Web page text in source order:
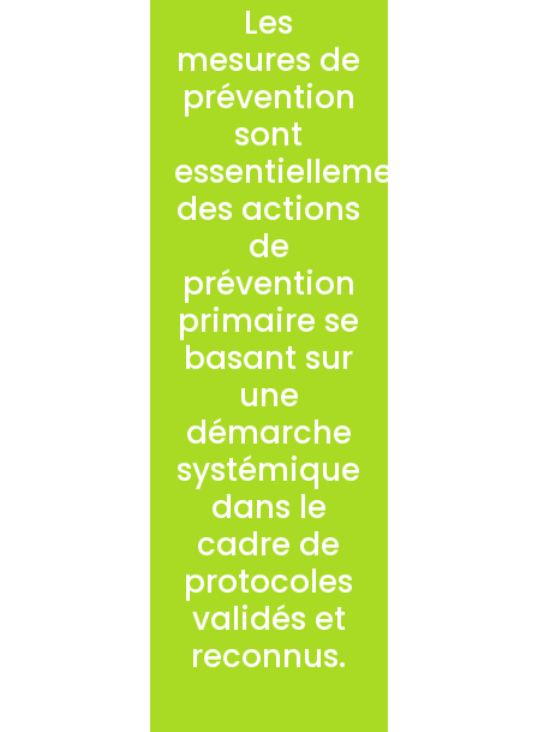
Les
mesures de
prévention
sont
essentiellement
des actions
de
prévention
primaire se
basant sur
une
démarche
systémique
dans le
cadre de
protocoles
validés et
reconnus.